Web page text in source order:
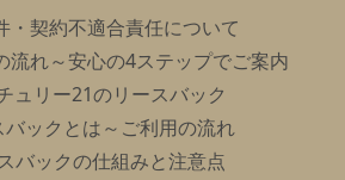
・契約不適合責任について
流れ～安心の4ステップでご案内
ュリー21のリースバック
バックとは～ご利用の流れ
バックの仕組みと注意点